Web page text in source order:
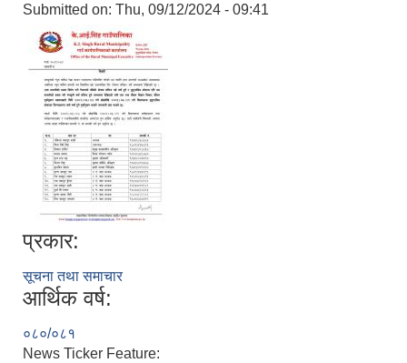
Submitted on: Thu, 09/12/2024 - 09:41
प्रकार:
सूचना तथा समाचार
आर्थिक वर्ष:
०८०/०८१
News Ticker Feature: